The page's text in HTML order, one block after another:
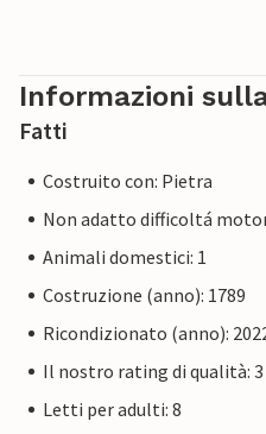
Informazioni
Fatti
Costruito con: Pietra
Non adatto difficoltá
Animali domestici: 1
Costruzione (anno): 1789
Ricondizionato (anno):
Il nostro rating di qualità: 3
Letti per adulti: 8